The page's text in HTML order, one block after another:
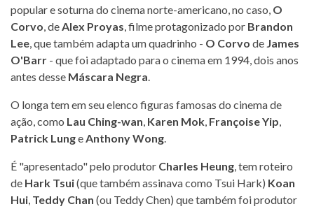
popular e soturna do cinema norte-americano, no caso, O
Corvo, deAlex Proyas, filme protagonizado por Brandon
Lee, que também adapta um quadrinho - O Corvo de James
O'Barr - que foi adaptado para o cinema em 1994, dois anos
antes desse Máscara Negra.
O longa tem em seu elenco figuras famosas do cinema de
ação, como Lau Ching-wan, Karen Mok, Françoise Yip,
Patrick LungeAnthony Wong.
É "apresentado" pelo produtor Charles Heung, tem roteiro
de Hark Tsui(que também assinava como Tsui Hark) Koan
Hui, Teddy Chan (ou Teddy Chen) que também foi produtor